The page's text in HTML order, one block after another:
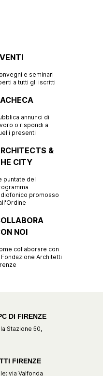
e seminari
a tutti gli iscritti
annunci di
o rispondi a
presenti
&
CITY
puntate del
promosso
NOI
collaborare con
Fondazione Architetti
DI FIRENZE
Stazione 50,
FIRENZE
via Valfonda